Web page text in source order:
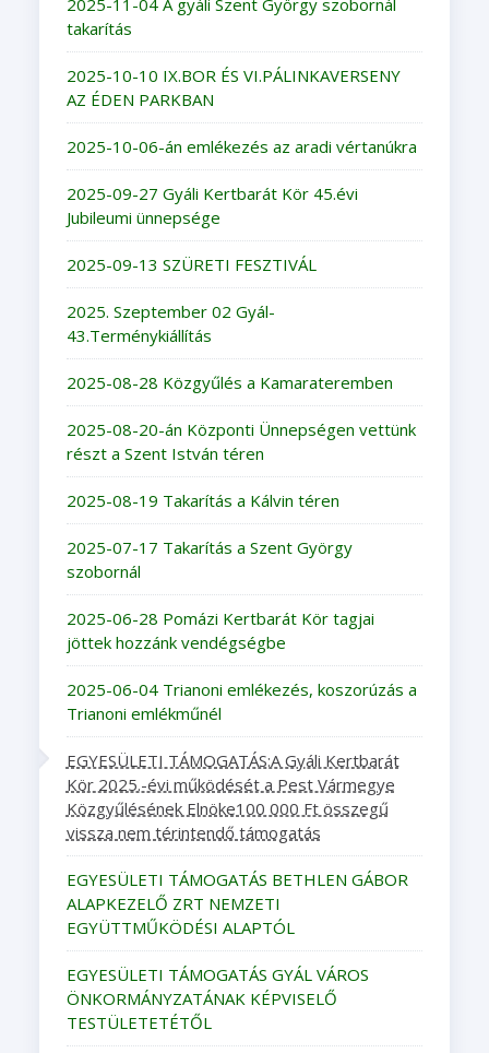
2025-11-04 A gyáli Szent György szobornál
takarítás
2025-10-10 IX.BOR ÉS VI.PÁLINKAVERSENY
AZ ÉDEN PARKBAN
2025-10-06-án emlékezés az aradi vértanúkra
2025-09-27 Gyáli Kertbarát Kör 45.évi
Jubileumi ünnepsége
2025-09-13 SZÜRETI FESZTIVÁL
2025. Szeptember 02 Gyál-
43.Terménykiállítás
2025-08-28 Közgyűlés a Kamarateremben
2025-08-20-án Központi Ünnepségen vettünk
részt a Szent István téren
2025-08-19 Takarítás a Kálvin téren
2025-07-17 Takarítás a Szent György
szobornál
2025-06-28 Pomázi Kertbarát Kör tagjai
jöttek hozzánk vendégségbe
2025-06-04 Trianoni emlékezés, koszorúzás a
Trianoni emlékműnél
EGYESÜLETI TÁMOGATÁS:A Gyáli Kertbarát
Kör 2025.-évi működését a Pest Vármegye
Közgyűlésének Elnöke100 000 Ft összegű
vissza nem térintendő támogatás
EGYESÜLETI TÁMOGATÁS BETHLEN GÁBOR
ALAPKEZELŐ ZRT NEMZETI
EGYÜTTMŰKÖDÉSI ALAPTÓL
EGYESÜLETI TÁMOGATÁS GYÁL VÁROS
ÖNKORMÁNYZATÁNAK KÉPVISELŐ
TESTÜLETETÉTŐL